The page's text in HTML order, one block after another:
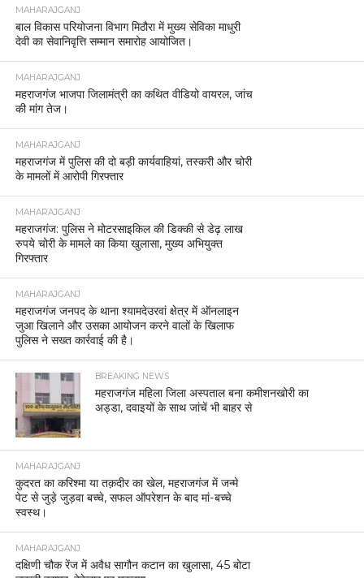
MAHARAJGANJ
बाल विकास परियोजना विभाग मिठौरा में मुख्य सेविका माधुरी
देवी का सेवानिवृत्ति सम्मान समारोह आयोजित।
MAHARAJGANJ
महराजगंज भाजपा जिलामंत्री का कथित वीडियो वायरल, जांच
की मांग तेज।
MAHARAJGANJ
महराजगंज में पुलिस की दो बड़ी कार्यवाहियां, तस्करी और चोरी
के मामलों में आरोपी गिरफ्तार
MAHARAJGANJ
महराजगंज: पुलिस ने मोटरसाइकिल की डिक्की से डेढ़ लाख
रुपये चोरी के मामले का किया खुलासा, मुख्य अभियुक्त
गिरफ्तार
MAHARAJGANJ
महराजगंज जनपद के थाना श्यामदेउरवां क्षेत्र में ऑनलाइन
जुआ खिलाने और उसका आयोजन करने वालों के खिलाफ
पुलिस ने सख्त कार्रवाई की है।
BREAKING NEWS
महराजगंज महिला जिला अस्पताल बना कमीशनखोरी का
अड्डा, दवाइयों के साथ जांचें भी बाहर से
MAHARAJGANJ
कुदरत का करिश्मा या तक़दीर का खेल, महराजगंज में जन्मे
पेट से जुड़े जुड़वा बच्चे, सफल ऑपरेशन के बाद मां-बच्चे
स्वस्थ।
MAHARAJGANJ
दक्षिणी चौक रेंज में अवैध सागौन कटान का खुलासा, 45 बोटा